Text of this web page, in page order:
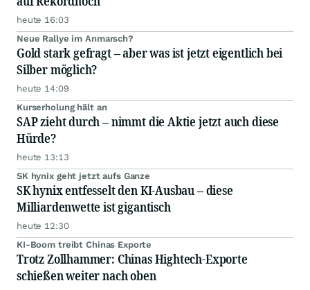
heute 16:03
Neue Rallye im Anmarsch?
Gold stark gefragt – aber was ist jetzt eigentlich bei
Silber möglich?
heute 14:09
Kurserholung hält an
SAP zieht durch – nimmt die Aktie jetzt auch diese
Hürde?
heute 13:13
SK hynix geht jetzt aufs Ganze
SK hynix entfesselt den KI-Ausbau – diese
Milliardenwette ist gigantisch
heute 12:30
KI-Boom treibt Chinas Exporte
Trotz Zollhammer: Chinas Hightech-Exporte
schießen weiter nach oben